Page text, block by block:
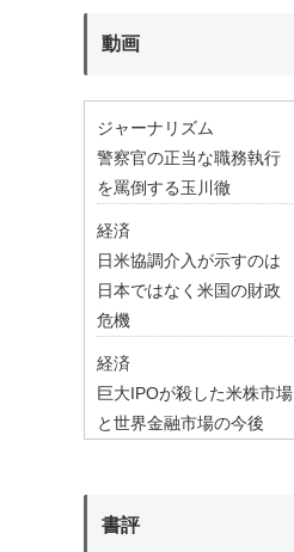
動画
ジャーナリズム
警察官の正当な職務執行
を罵倒する玉川徹
経済
日米協調介入が示すのは
日本ではなく米国の財政
危機
経済
巨大IPOが殺した米株市場
と世界金融市場の今後
書評